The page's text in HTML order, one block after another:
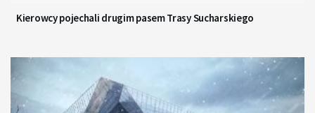
Kierowcy pojechali drugim pasem Trasy Sucharskiego